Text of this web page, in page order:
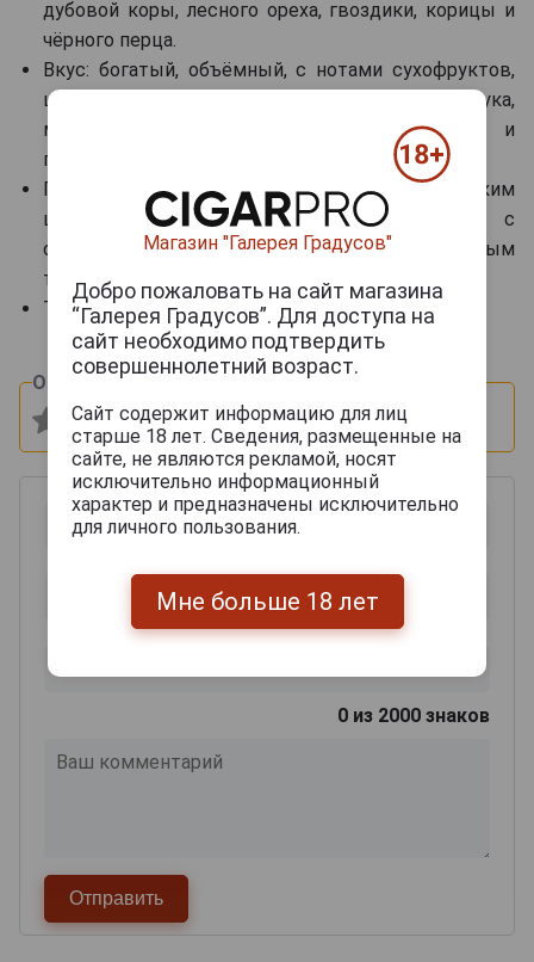
дубовой коры, лесного ореха, гвоздики, корицы и
чёрного перца.
Вкус: богатый, объёмный, с нотами сухофруктов,
шоколада, карамели, сливочной помадки, фундука,
миндаля и пряностей, с мягкой текстурой и
продолжительным благородным послевкусием.
Гастрономические сочетания: с сигарами, горьким
шоколадом, зрелыми сырами, десертами с
орехами и карамелью, фуа-гра и чёрным
трюфелем.
Температура сервировки: 18–22 °C.
Оцените и напишите отзыв:
0 из 2000 знаков
Магазин "Галерея Градусов"
Добро пожаловать на сайт магазина
“Галерея Градусов”. Для доступа на
сайт необходимо подтвердить
совершеннолетний возраст.
Сайт содержит информацию для лиц
старше 18 лет. Сведения, размещенные на
сайте, не являются рекламой, носят
исключительно информационный
характер и предназначены исключительно
для личного пользования.
Мне больше 18 лет